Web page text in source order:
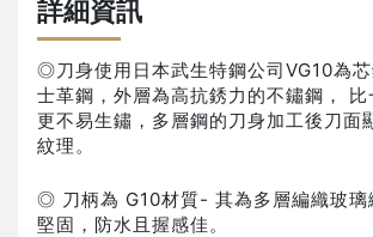
詳細資訊
◎刀身使用日本武生特鋼公司VG10為
士革鋼，外層為高抗銹力的不鏽鋼，
更不易生鏽，多層鋼的刀身加工後刀面
紋理。
◎ 刀柄為 G10材質- 其為多層編織玻璃
堅固，防水且握感佳。